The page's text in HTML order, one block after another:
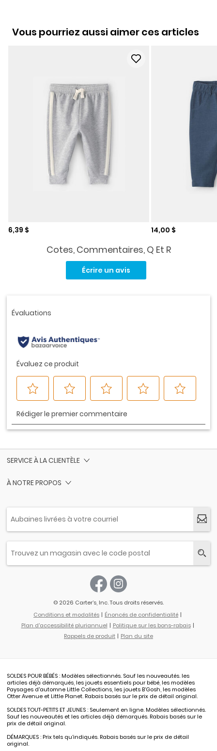
Vous pourriez aussi aimer ces articles
Prix de solde
6,39 $ Prix de solde
14,00 $
Cotes, Commentaires, Q Et R
la
Écrire un avis
SERVICE À LA CLIENTÈLE
À NOTRE PROPOS
© 2026 Carter’s, Inc. Tous droits réservés.
Conditions et modalités
Énoncés de confidentialité
Plan d'accessibilité pluriannuel
Politique sur les bons-rabais
Rappels de produit
Plan du site
SOLDES POUR BÉBÉS : Modèles sélectionnés. Sauf les nouveautés. les
articles déjà démarqués, les jouets essentiels pour bébé, les modèles
Paysages d'automne Little Collections, les jouets B’Gosh, les modèles
Otter Avenue et Little Planet. Rabais basés sur le prix de détail original.
SOLDES TOUT-PETITS ET JEUNES : Seulement en ligne. Modèles sélectionnés.
Sauf les nouveautés et les articles déjà démarqués. Rabais basés sur le
prix de détail original.
DÉMARQUES : Prix tels qu’indiqués. Rabais basés sur le prix de détail
original.